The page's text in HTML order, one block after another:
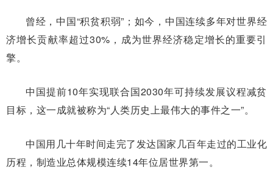
曾经，中国“积贫积弱”；如今，中国连续多年对世界经
济增长贡献率超过30%，成为世界经济稳定增长的重要引
擎。
中国提前10年实现联合国2030年可持续发展议程减贫
目标，这一成就被称为“人类历史上最伟大的事件之一”。
中国用几十年时间走完了发达国家几百年走过的工业化
历程，制造业总体规模连续14年位居世界第一。